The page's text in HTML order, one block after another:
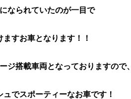
なられていたのが一目で
ますお車となります！！
ジ搭載車両となっておりますので、
でスポーティーなお車です！